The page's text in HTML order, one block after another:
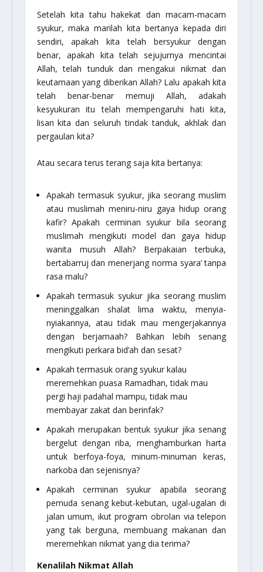
Setelah kita tahu hakekat dan macam-macam
syukur, maka marilah kita bertanya kepada diri
sendiri, apakah kita telah bersyukur dengan
benar, apakah kita telah sejujurnya mencintai
Allah, telah tunduk dan mengakui nikmat dan
keutamaan yang diberikan Allah? Lalu apakah kita
telah benar-benar memuji Allah, adakah
kesyukuran itu telah mempengaruhi hati kita,
lisan kita dan seluruh tindak tanduk, akhlak dan
pergaulan kita?
Atau secara terus terang saja kita bertanya:
Apakah termasuk syukur, jika seorang muslim
atau muslimah meniru-niru gaya hidup orang
kafir? Apakah cerminan syukur bila seorang
muslimah mengikuti model dan gaya hidup
wanita musuh Allah? Berpakaian terbuka,
bertabarruj dan menerjang norma syara’ tanpa
rasa malu?
Apakah termasuk syukur jika seorang muslim
meninggalkan shalat lima waktu, menyia-
nyiakannya, atau tidak mau mengerjakannya
dengan berjamaah? Bahkan lebih senang
mengikuti perkara bid’ah dan sesat?
Apakah termasuk orang syukur kalau
meremehkan puasa Ramadhan, tidak mau
pergi haji padahal mampu, tidak mau
membayar zakat dan berinfak?
Apakah merupakan bentuk syukur jika senang
bergelut dengan riba, menghamburkan harta
untuk berfoya-foya, minum-minuman keras,
narkoba dan sejenisnya?
Apakah cerminan syukur apabila seorang
pemuda senang kebut-kebutan, ugal-ugalan di
jalan umum, ikut program obrolan via telepon
yang tak berguna, membuang makanan dan
meremehkan nikmat yang dia terima?
Kenalilah Nikmat Allah